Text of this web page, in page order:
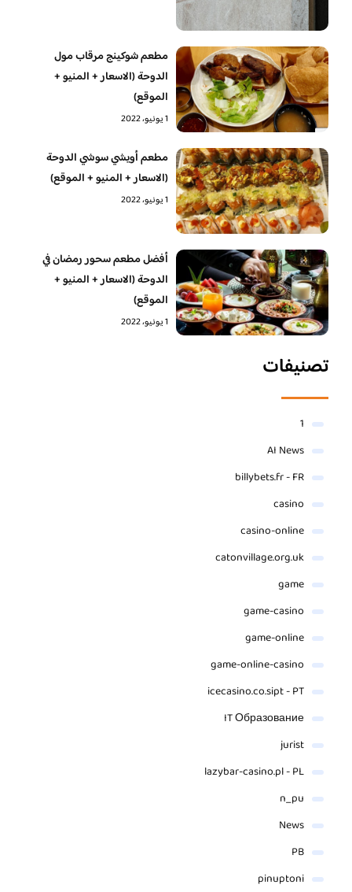
مطعم شوكينج مرقاب مول
الدوحة (الاسعار + المنيو +
الموقع)
1 يونيو، 2022
مطعم أويشي سوشي الدوحة
(الاسعار + المنيو + الموقع)
1 يونيو، 2022
أفضل مطعم سحور رمضان في
الدوحة (الاسعار + المنيو +
الموقع)
1 يونيو، 2022
تصنيفات
1
AI News
billybets.fr - FR
casino
casino-online
catonvillage.org.uk
game
game-casino
game-online
game-online-casino
icecasino.co.sipt - PT
IT Образование
jurist
lazybar-casino.pl - PL
n_pu
News
PB
pinuptoni